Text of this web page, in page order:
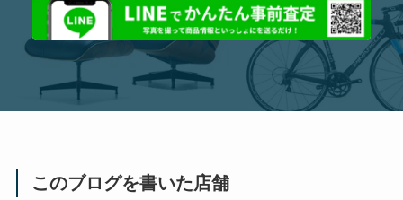
このブログを書いた店舗